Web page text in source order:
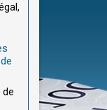
de